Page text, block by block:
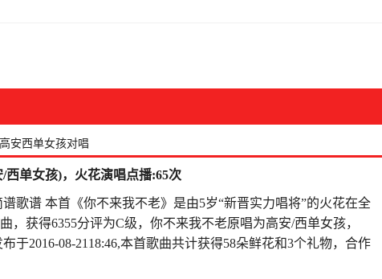
安西单女孩对唱
单女孩)，火花演唱点播:65次
歌谱 本首《你不来我不老》是由5岁“新晋实力唱将”的火花在全
，获得6355分评为C级，你不来我不老原唱为高安/西单女孩，
于2016-08-2118:46,本首歌曲共计获得58朵鲜花和3个礼物，合作